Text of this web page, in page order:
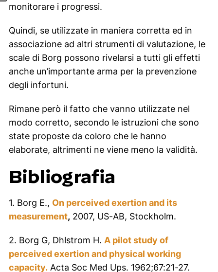
monitorare i progressi.
Quindi, se utilizzate in maniera corretta ed in
associazione ad altri strumenti di valutazione, le
scale di Borg possono rivelarsi a tutti gli effetti
anche un’importante arma per la prevenzione
degli infortuni.
Rimane però il fatto che vanno utilizzate nel
modo corretto, secondo le istruzioni che sono
state proposte da coloro che le hanno
elaborate, altrimenti ne viene meno la validità.
Bibliografia
1. Borg E., On perceived exertion and its
measurement, 2007, US-AB, Stockholm.
2. Borg G, Dhlstrom H. A pilot study of
perceived exertion and physical working
capacity.Acta Soc Med Ups. 1962;67:21-27.